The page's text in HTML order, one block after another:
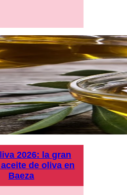
2026: la gran
de oliva en
Baeza